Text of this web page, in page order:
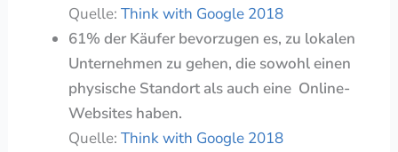
Quelle:Think with Google 2018
61% der Käufer bevorzugen es, zu lokalen
Unternehmen zu gehen, die sowohl einen
physische Standort als auch eine Online-
Websites haben.
Quelle:Think with Google 2018